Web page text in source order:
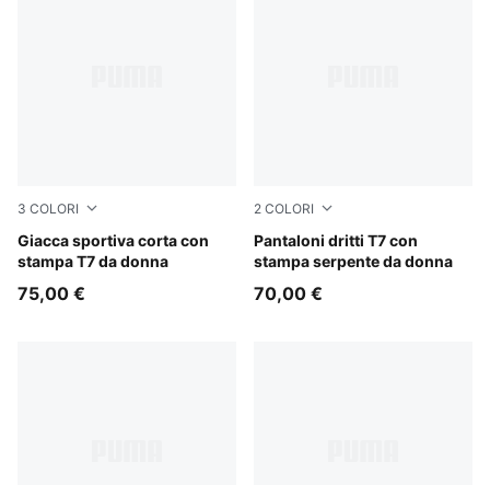
3 COLORI
Giacca sportiva corta con
stampa T7 da donna
Chocolate Fondue
75,00 €
2 COLORI
Pantaloni dritti T7 con
stampa serpente da donna
Chocolate Fondue
70,00 €